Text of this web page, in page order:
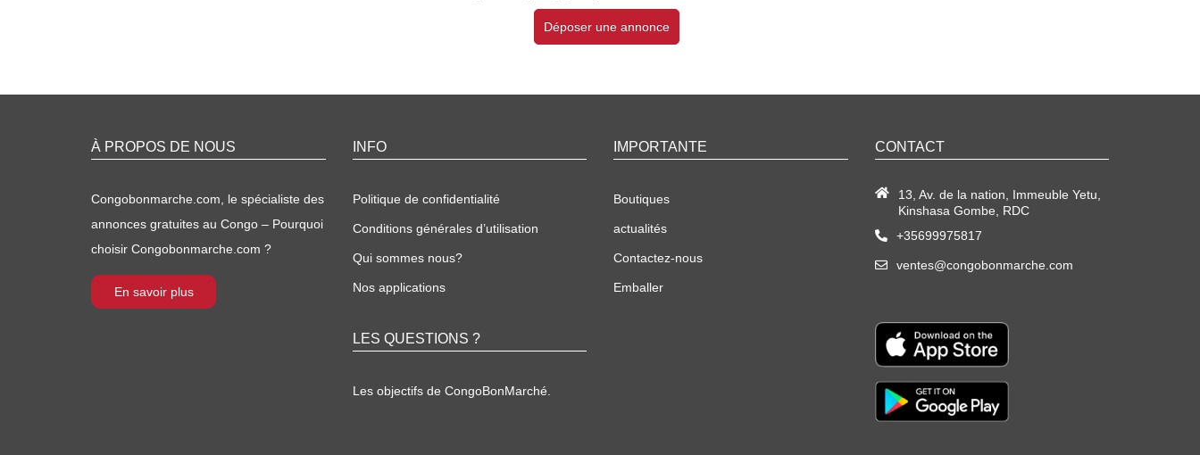
Déposer une annonce
À PROPOS DE NOUS
Congobonmarche.com, le spécialiste des
annonces gratuites au Congo – Pourquoi
choisir Congobonmarche.com ?
En savoir plus
INFO
Politique de confidentialité
Conditions générales d’utilisation
Qui sommes nous?
Nos applications
LES QUESTIONS ?
Les objectifs de CongoBonMarché.
IMPORTANTE
Boutiques
actualités
Contactez-nous
Emballer
CONTACT
13, Av. de la nation, Immeuble Yetu,
Kinshasa Gombe, RDC
+35699975817
ventes@congobonmarche.com